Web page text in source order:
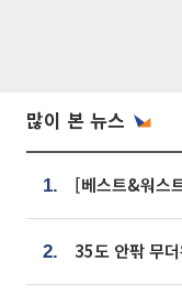
많이 본 뉴스
1.
2.